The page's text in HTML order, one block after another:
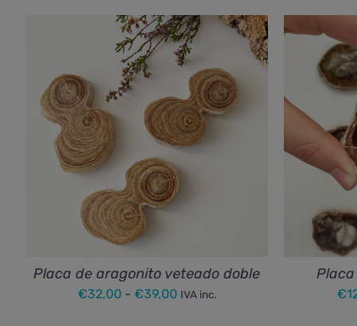
Placa de aragonito veteado doble
€32,00 - €39,00Rango
IVA inc. €